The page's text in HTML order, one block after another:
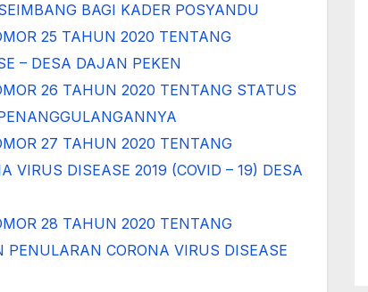
BAGI KADER POSYANDU
25 TAHUN 2020 TENTANG
– DESA DAJAN PEKEN
26 TAHUN 2020 TENTANG STATUS
27 TAHUN 2020 TENTANG
VIRUS DISEASE 2019 (COVID – 19) DESA
28 TAHUN 2020 TENTANG
CORONA VIRUS DISEASE